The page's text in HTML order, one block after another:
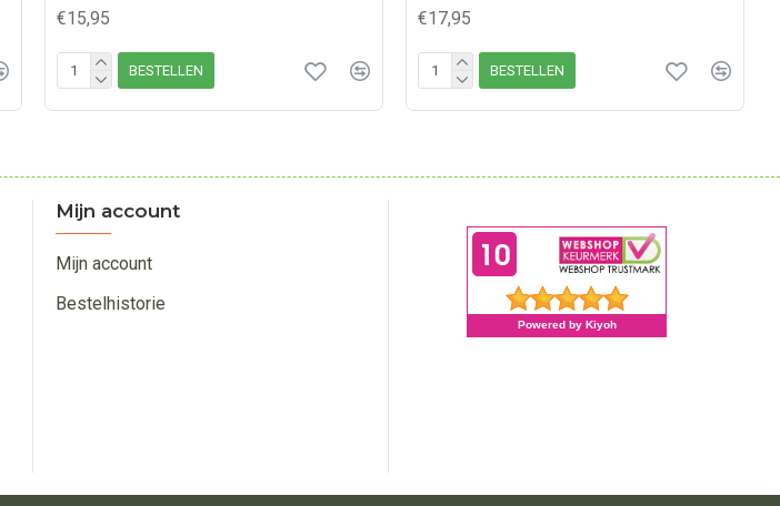
€15,95
BESTELLEN
€17,95
BESTELLEN
Mijn account
Mijn account
Bestelhistorie